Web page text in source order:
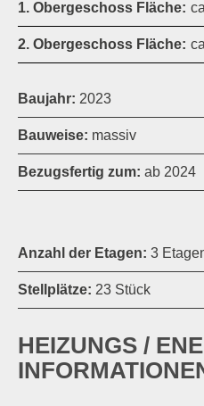
1. Obergeschoss Fläche:
2. Obergeschoss Fläche:
Baujahr: 2023
Bauweise: massiv
Bezugsfertig zum: ab 2024
Anzahl der Etagen: 3
Stellplätze: 23 Stück
HEIZUNGS /